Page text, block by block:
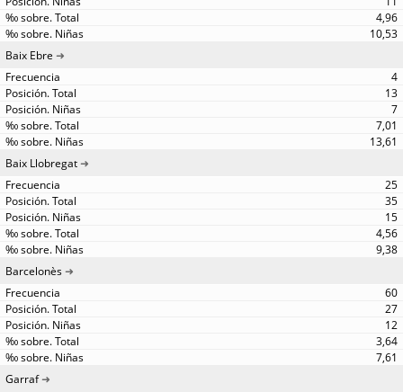
4,96
10,53
Baix Ebre
4
13
7
7,01
13,61
Baix Llobregat
25
35
15
4,56
9,38
Barcelonès
60
27
12
3,64
7,61
Garraf